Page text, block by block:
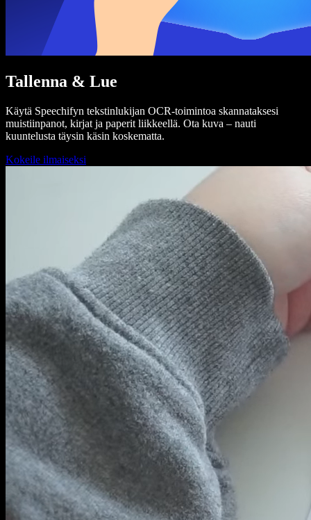
Tallenna & Lue
Käytä Speechifyn tekstinlukijan OCR-toimintoa skannataksesi
muistiinpanot, kirjat ja paperit liikkeellä. Ota kuva – nauti
kuuntelusta täysin käsin koskematta.
Kokeile ilmaiseksi